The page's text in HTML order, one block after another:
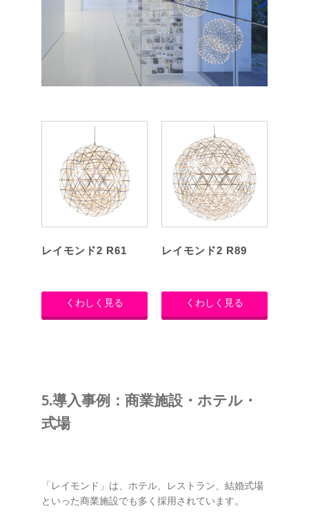
レイモンド2 R61
くわしく見る
レイモンド2 R89
くわしく見る
5.導入事例：商業施設・ホテル・
式場
「レイモンド」は、ホテル、レストラン、結婚式場
といった商業施設でも多く採用されています。